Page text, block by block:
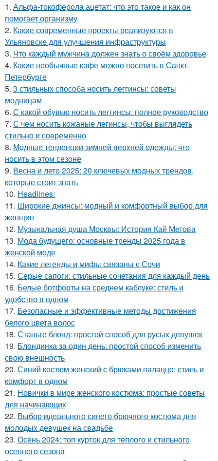
1. Альфа-токоферола ацетат: что это такое и как он
помогает организму
2. Какие современные проекты реализуются в
Ульяновске для улучшения инфраструктуры
3. Что каждый мужчина должен знать о своём здоровье
4. Какие необычные кафе можно посетить в Санкт-
Петербурге
5. 3 стильных способа носить леггинсы: советы
модницам
6. С какой обувью носить леггинсы: полное руководство
7. С чем носить кожаные легинсы, чтобы выглядеть
стильно и современно
8. Модные тенденции зимней верхней одежды: что
носить в этом сезоне
9. Весна и лето 2025: 20 ключевых модных трендов,
которые стоит знать
10. Headlines:
11. Широкие джинсы: модный и комфортный выбор для
женщин
12. Музыкальная душа Москвы: История Кай Метова
13. Мода будущего: основные тренды 2025 года в
женской моде
14. Какие легенды и мифы связаны с Сочи
15. Серые сапоги: стильные сочетания для каждый день
16. Белые ботфорты на среднем каблуке: стиль и
удобство в одном
17. Безопасные и эффективные методы достижения
белого цвета волос
18. Станьте блонд: простой способ для русых девушек
19. Блондинка за один день: простой способ изменить
свою внешность
20. Синий костюм женский с брюками палаццо: стиль и
комфорт в одном
21. Новички в мире женского костюма: простые советы
для начинающих
22. Выбор идеального синего брючного костюма для
молодых девушек на свадьбе
23. Осень 2024: топ курток для теплого и стильного
осеннего сезона